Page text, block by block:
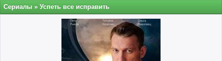
Сериалы » Успеть все исправить